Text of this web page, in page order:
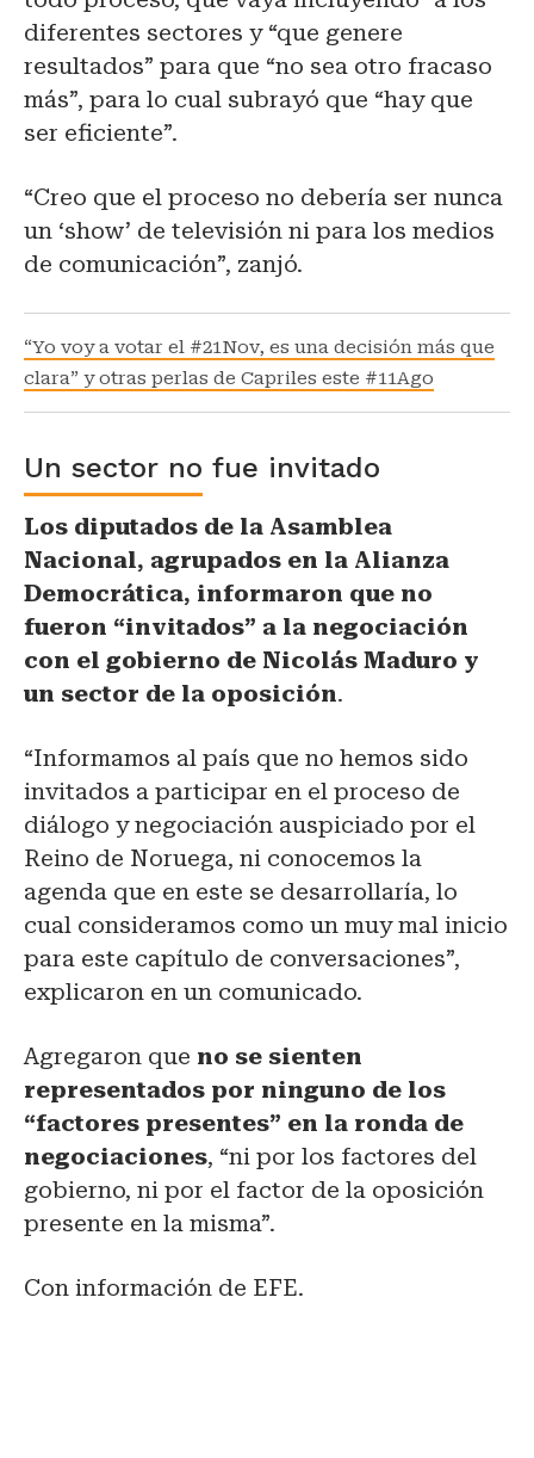
diferentes sectores y “que genere
resultados” para que “no sea otro fracaso
más”, para lo cual subrayó que “hay que
ser eficiente”.
“Creo que el proceso no debería ser nunca
un ‘show’ de televisión ni para los medios
de comunicación”, zanjó.
“Yo voy a votar el #21Nov, es una decisión más que
clara” y otras perlas de Capriles este #11Ago
Un sector no fue invitado
Los diputados de la Asamblea
Nacional, agrupados en la Alianza
Democrática, informaron que no
fueron “invitados” a la negociación
con el gobierno de Nicolás Maduro y
un sector de la oposición.
“Informamos al país que no hemos sido
invitados a participar en el proceso de
diálogo y negociación auspiciado por el
Reino de Noruega, ni conocemos la
agenda que en este se desarrollaría, lo
cual consideramos como un muy mal inicio
para este capítulo de conversaciones”,
explicaron en un comunicado.
Agregaron que no se sienten
representados por ninguno de los
“factores presentes” en la ronda de
negociaciones, “ni por los factores del
gobierno, ni por el factor de la oposición
presente en la misma”.
Con información de EFE.